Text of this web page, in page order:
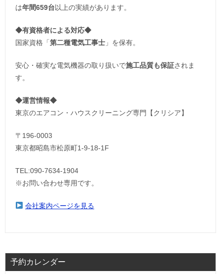
は年間659台以上の実績があります。
◆有資格者による対応◆
国家資格「 第二種電気工事士 」を保有。
安心・確実な電気機器の取り扱いで施工品質も保証されま
す。
◆運営情報◆
東京のエアコン・ハウスクリーニング専門【クリシア】
〒196-0003
東京都昭島市松原町1-9‐18‐1F
TEL:090-7634-1904
※お問い合わせ専用です。
会社案内ページを見る
予約カレンダー